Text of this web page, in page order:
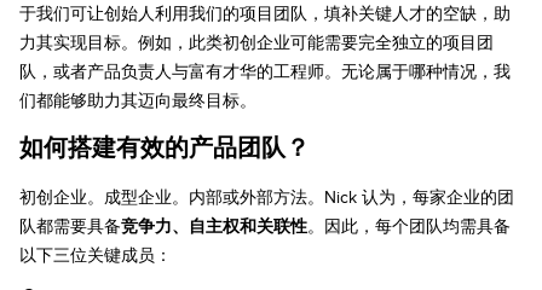
于我们可让创始人利用我们的项目团队，填补关键人才的空缺，助
力其实现目标。例如，此类初创企业可能需要完全独立的项目团
队，或者产品负责人与富有才华的工程师。无论属于哪种情况，我
们都能够助力其迈向最终目标。
如何搭建有效的产品团队？
初创企业。成型企业。内部或外部方法。Nick 认为，每家企业的团
队都需要具备竞争力、自主权和关联性。因此，每个团队均需具备
以下三位关键成员：